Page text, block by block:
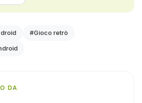
#Gioco retrò
DA